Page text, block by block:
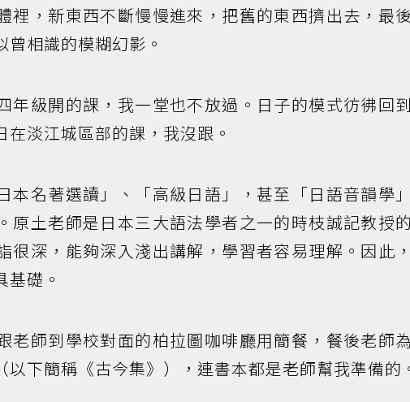
裡，新東西不斷慢慢進來，把舊的東西擠出去，最
相識的模糊幻影。
年級開的課，我一堂也不放過。日子的模式彷彿回
淡江城區部的課，我沒跟。
本名著選讀」、「高級日語」，甚至「日語音韻學
原土老師是日本三大語法學者之一的時枝誠記教授
很深，能夠深入淺出講解，學習者容易理解。因此
礎。
老師到學校對面的柏拉圖咖啡廳用簡餐，餐後老師
以下簡稱《古今集》），連書本都是老師幫我準備的